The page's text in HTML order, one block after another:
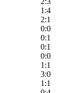
1:4
2:1
0:0
0:1
0:1
0:0
1:1
3:0
1:1